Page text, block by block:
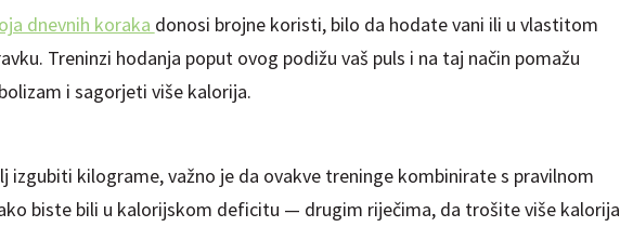
dnevnih koraka donosi brojne koristi, bilo da hodate vani ili u vlastitom
Treninzi hodanja poput ovog podižu vaš puls i na taj način pomažu
i sagorjeti više kalorija.
izgubiti kilograme, važno je da ovakve treninge kombinirate s pravilnom
biste bili u kalorijskom deficitu — drugim riječima, da trošite više kalorija